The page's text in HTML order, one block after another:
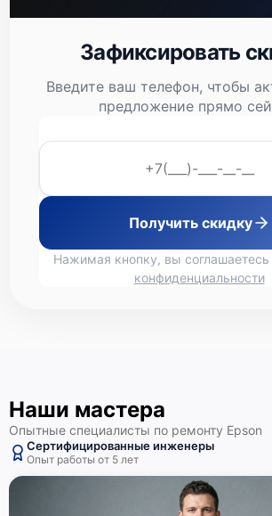
Зафиксировать
Введите ваш телефон, чтобы
предложение прямо
Получить скидку
Нажимая кнопку, вы соглашаетесь
конфиденциальности
Наши мастера
Опытные специалисты по ремонту Epson
Сертифицированные инженеры
Опыт работы от 5 лет